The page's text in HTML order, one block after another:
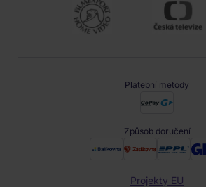
Platební metody
Způsob doručení
Projekty EU